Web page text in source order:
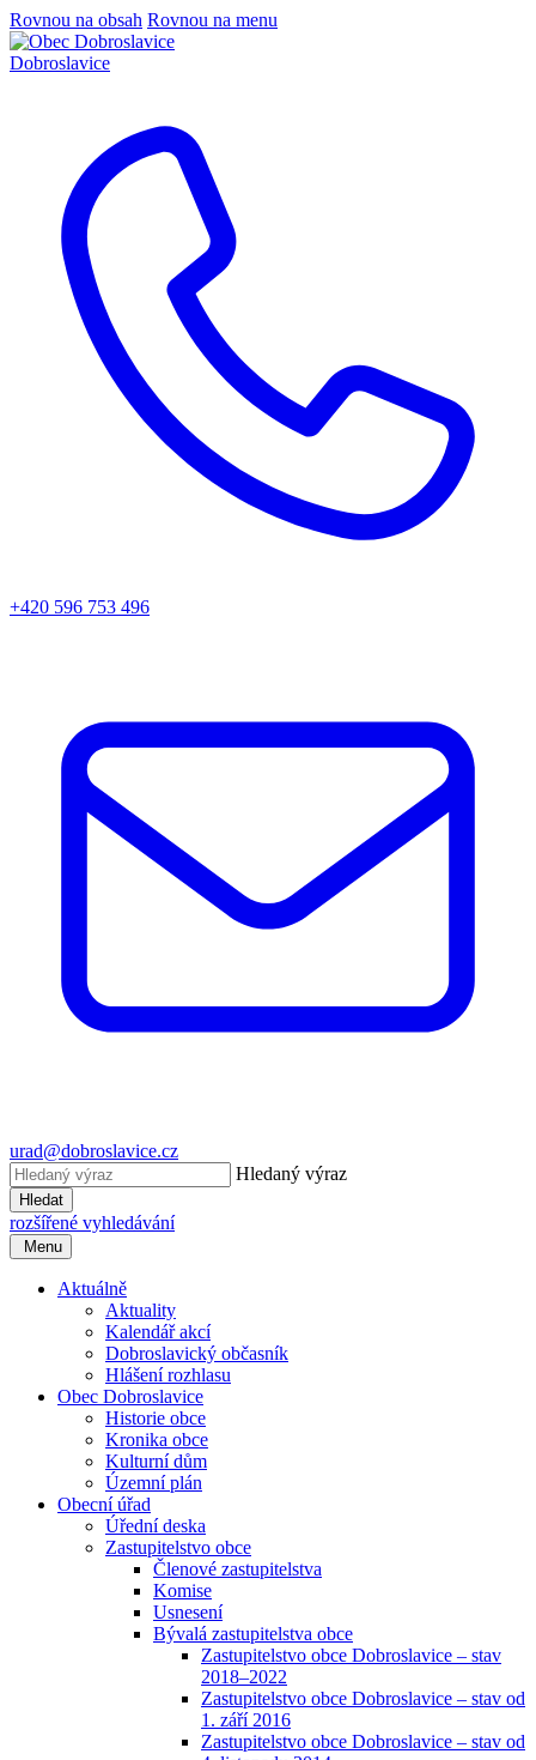
Rovnou na obsah Rovnou na menu
Dobroslavice
+420 596 753 496
urad@dobroslavice.cz
Hledaný výraz
Hledat
rozšířené vyhledávání
Menu
Aktuálně
Aktuality
Kalendář akcí
Dobroslavický občasník
Hlášení rozhlasu
Obec Dobroslavice
Historie obce
Kronika obce
Kulturní dům
Územní plán
Obecní úřad
Úřední deska
Zastupitelstvo obce
Členové zastupitelstva
Komise
Usnesení
Bývalá zastupitelstva obce
Zastupitelstvo obce Dobroslavice – stav
2018–2022
Zastupitelstvo obce Dobroslavice – stav od
1. září 2016
Zastupitelstvo obce Dobroslavice – stav od